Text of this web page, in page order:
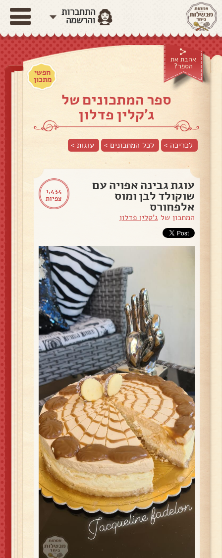
התחברות
והרשמה
אהבת את
הספר?
חפשי
מתכון
ספר המתכונים של
ג'קלין פדלון
לכריכה > לכל המתכונים > עוגות>
1,434
צפיות
עוגת גבינה אפויה עם
שוקולד לבן ומוס
אלפחורס
המתכון של ג'קלין פדלון